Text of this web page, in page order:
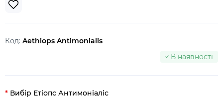
Код: Aethiops Antimonialis
В наявності
Вибір Етіопс Антимоніаліс